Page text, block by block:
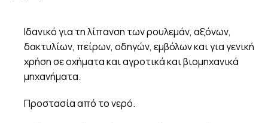
Ιδανικό για τη λίπανση των ρουλεμάν, αξόνων,
δακτυλίων, πείρων, οδηγών, εμβόλων και για γενική
χρήση σε οχήματα και αγροτικά και βιομηχανικά
μηχανήματα.
Προστασία από το νερό.